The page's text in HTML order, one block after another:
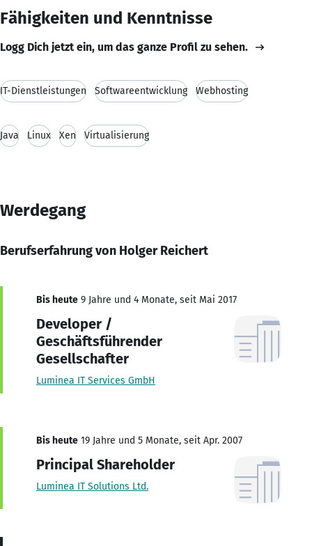
Fähigkeiten und Kenntnisse
Logg Dich jetzt ein, um das ganze Profil zu sehen.
IT-Dienstleistungen Softwareentwicklung Webhosting
Java Linux Xen Virtualisierung
Werdegang
Berufserfahrung von Holger Reichert
Bis heute 9 Jahre und 4 Monate, seit Mai 2017
Developer /
Geschäftsführender
Gesellschafter
Luminea IT Services GmbH
Bis heute 19 Jahre und 5 Monate, seit Apr. 2007
Principal Shareholder
Luminea IT Solutions Ltd.